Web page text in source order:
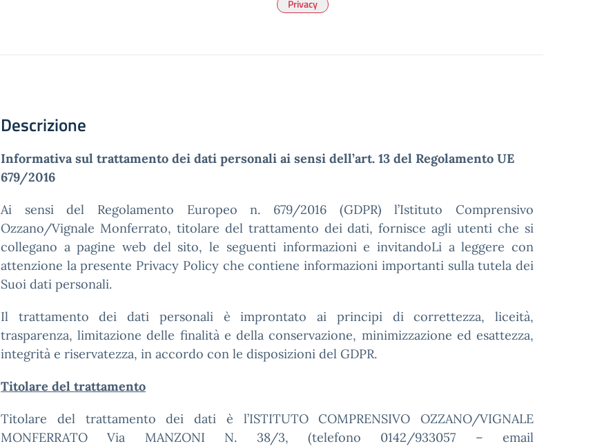
Privacy
Descrizione
Informativa sul trattamento dei dati personali ai sensi dell’art. 13 del Regolamento UE
679/2016
Ai sensi del Regolamento Europeo n. 679/2016 (GDPR) l’Istituto Comprensivo
Ozzano/Vignale Monferrato, titolare del trattamento dei dati, fornisce agli utenti che si
collegano a pagine web del sito, le seguenti informazioni e invitandoLi a leggere con
attenzione la presente Privacy Policy che contiene informazioni importanti sulla tutela dei
Suoi dati personali.
Il trattamento dei dati personali è improntato ai principi di correttezza, liceità,
trasparenza, limitazione delle finalità e della conservazione, minimizzazione ed esattezza,
integrità e riservatezza, in accordo con le disposizioni del GDPR.
Titolare del trattamento
Titolare del trattamento dei dati è l’ISTITUTO COMPRENSIVO OZZANO/VIGNALE
MONFERRATO Via MANZONI N. 38/3, (telefono 0142/933057 – email